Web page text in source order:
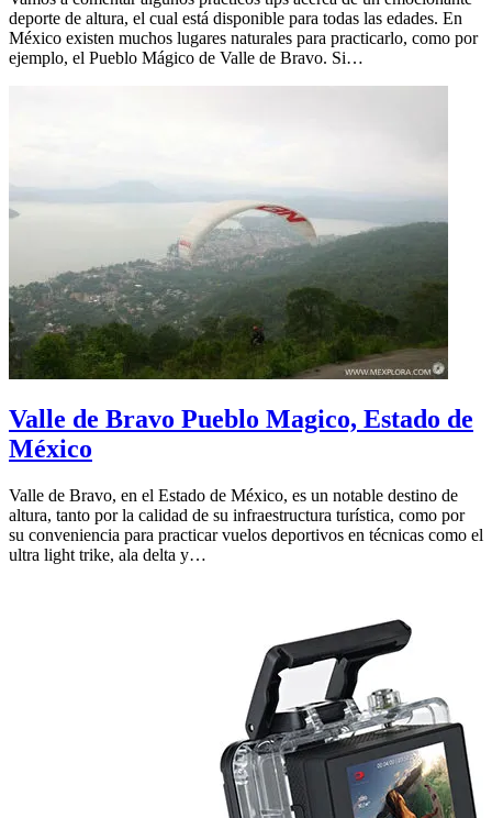
deporte de altura, el cual está disponible para todas las edades. En
México existen muchos lugares naturales para practicarlo, como por
ejemplo, el Pueblo Mágico de Valle de Bravo. Si…
Valle de Bravo Pueblo Magico, Estado de
México
Valle de Bravo, en el Estado de México, es un notable destino de
altura, tanto por la calidad de su infraestructura turística, como por
su conveniencia para practicar vuelos deportivos en técnicas como el
ultra light trike, ala delta y…